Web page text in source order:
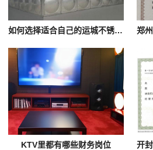
如何选择适合自己的运城不锈钢保温水箱的节能设备？
KTV里都有哪些财务岗位